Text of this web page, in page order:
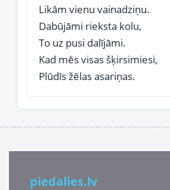
Likām vienu vainadziņu.
Dabūjāmi rieksta kolu,
To uz pusi dalījāmi.
Kad mēs visas šķirsimiesi,
Plūdīs žēlas asariņas.
piedalies.lv